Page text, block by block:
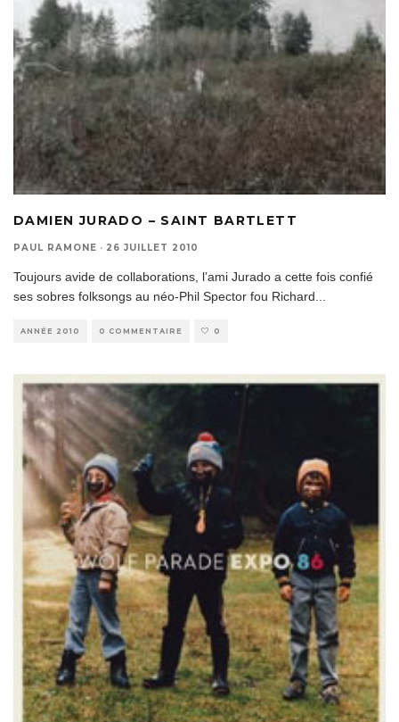
DAMIEN JURADO – SAINT BARTLETT
PAUL RAMONE · 26 JUILLET 2010
Toujours avide de collaborations, l’ami Jurado a cette fois confié
ses sobres folksongs au néo-Phil Spector fou Richard
ANNÉE 2010 0 COMMENTAIRE 0